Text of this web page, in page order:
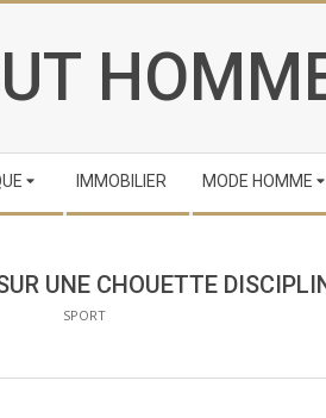
IMMOBILIER MODE HOMME
UNE CHOUETTE
SPORT